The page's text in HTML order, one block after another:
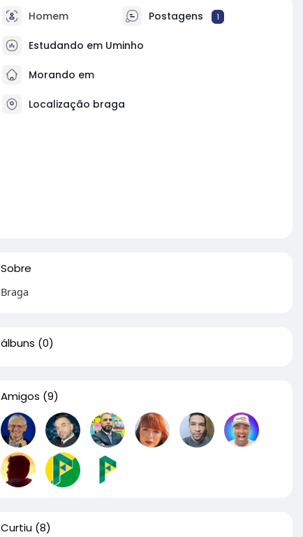
Homem Postagens 1
Estudando em Uminho
Morando em
Localização braga
Sobre
Braga
álbuns (0)
Amigos (9)
Curtiu (8)